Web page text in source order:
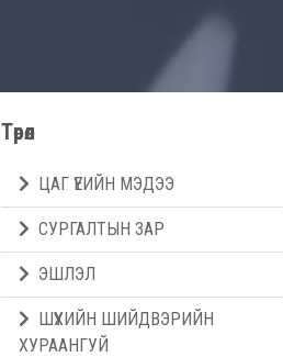
Төрөл
ЦАГ ҮЕИЙН МЭДЭЭ
СУРГАЛТЫН ЗАР
ЭШЛЭЛ
ШҮҮХИЙН ШИЙДВЭРИЙН
ХУРААНГУЙ